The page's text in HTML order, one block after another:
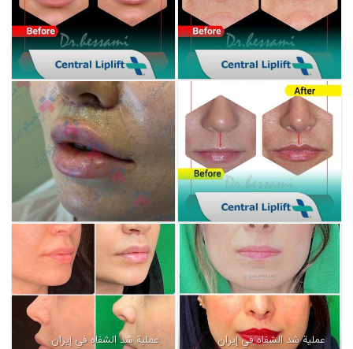
عملية شد الشفاه في إيران عملية شد الشفاه في إيران